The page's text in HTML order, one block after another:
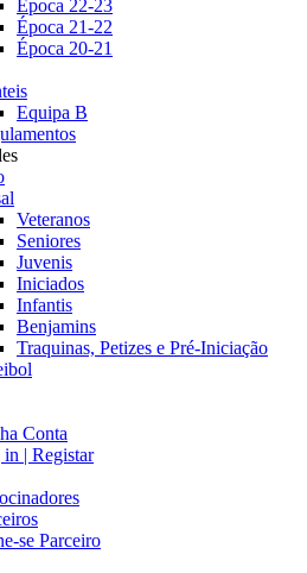
Época 22-23
Época 21-22
Época 20-21
Equipa B
Veteranos
Seniores
Juvenis
Iniciados
Infantis
Benjamins
Traquinas, Petizes e Pré-Iniciação
Conta
| Registar
se Parceiro